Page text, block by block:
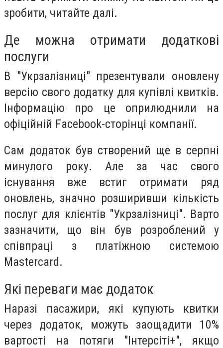
зробити, читайте далі.
Де можна отримати додаткові
послуги
В "Укрзалізниці" презентували оновлену
версію свого додатку для купівлі квитків.
Інформацію про це оприлюднили на
офіційній Facebook-сторінці компанії.
Сам додаток був створений ще в серпні
минулого року. Але за час свого
існування вже встиг отримати ряд
оновлень, значно розширивши кількість
послуг для клієнтів "Укрзалізниці". Варто
зазначити, що він був розроблений у
співпраці з платіжною системою
Mastercard.
Які переваги має додаток
Наразі пасажири, які купують квитки
через додаток, можуть заощадити 10%
вартості на потяги "Інтерсіті+", якщо